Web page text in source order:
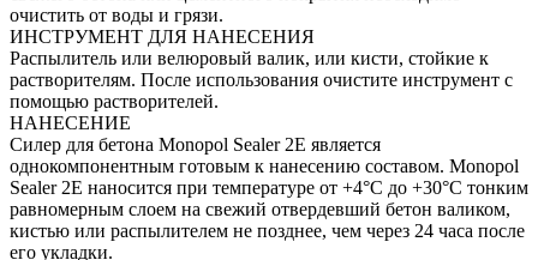
очистить от воды и грязи.
ИНСТРУМЕНТ ДЛЯ НАНЕСЕНИЯ
Распылитель или велюровый валик, или кисти, стойкие к
растворителям. После использования очистите инструмент с
помощью растворителей.
НАНЕСЕНИЕ
Силер для бетона Monopol Sealer 2E является
однокомпонентным готовым к нанесению составом. Monopol
Sealer 2E наносится при температуре от +4°С до +30°С тонким
равномерным слоем на свежий отвердевший бетон валиком,
кистью или распылителем не позднее, чем через 24 часа после
его укладки.